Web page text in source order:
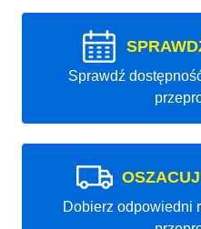
Sprawdź
Dobierz odpowiedni